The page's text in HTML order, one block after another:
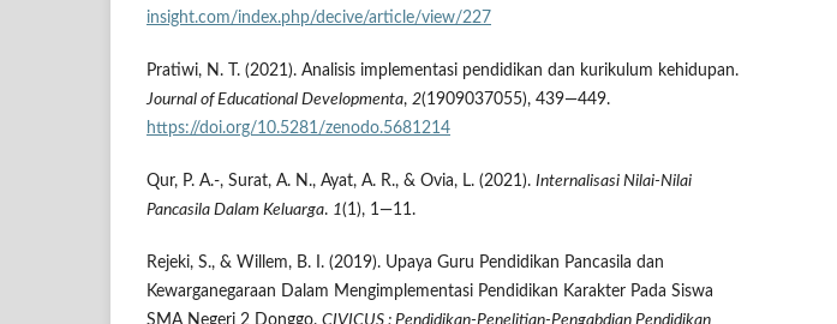
insight.com/index.php/decive/article/view/227
Pratiwi, N. T. (2021). Analisis implementasi pendidikan dan kurikulum kehidupan.
Journal of Educational Developmenta, 2(1909037055), 439—449.
https://doi.org/10.5281/zenodo.5681214
Qur, P. A.-, Surat, A. N., Ayat, A. R., & Ovia, L. (2021). Internalisasi Nilai-Nilai
Pancasila Dalam Keluarga. 1(1), 1—11.
Rejeki, S., & Willem, B. I. (2019). Upaya Guru Pendidikan Pancasila dan
Kewarganegaraan Dalam Mengimplementasi Pendidikan Karakter Pada Siswa
SMA Negeri 2 Donggo. CIVICUS : Pendidikan-Penelitian-Pengabdian Pendidikan